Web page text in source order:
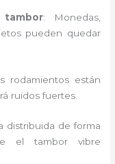
: Monedas,
pueden quedar
rodamientos están
ruidos fuertes.
distribuida de forma
el tambor vibre